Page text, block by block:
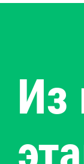
Из